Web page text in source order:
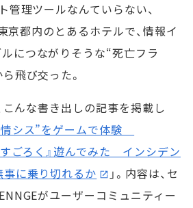
管理ツールなんていらない、
京都内のとあるホテルで、情報イ
につながりそうな“死亡フラ
飛び交った。
んな書き出しの記事を掲載し
シス”をゲームで体験
ごろく』遊んでみた インシデン
事に乗り切れるか
」。内容は、セ
がユーザーコミュニティー